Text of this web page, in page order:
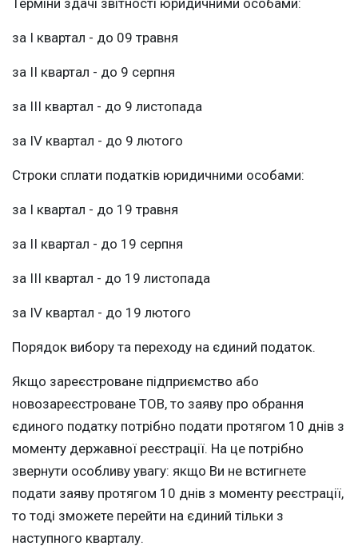
за І квартал - до 09 травня
за II квартал - до 9 серпня
за ІІІ квартал - до 9 листопада
за IV квартал - до 9 лютого
Строки сплати податків юридичними особами:
за І квартал - до 19 травня
за II квартал - до 19 серпня
за ІІІ квартал - до 19 листопада
за IV квартал - до 19 лютого
Порядок вибору та переходу на єдиний податок.
Якщо зареєстроване підприємство або
новозареєстроване ТОВ, то заяву про обрання
єдиного податку потрібно подати протягом 10 днів з
моменту державної реєстрації. На це потрібно
звернути особливу увагу: якщо Ви не встигнете
подати заяву протягом 10 днів з моменту реєстрації,
то тоді зможете перейти на єдиний тільки з
наступного кварталу.